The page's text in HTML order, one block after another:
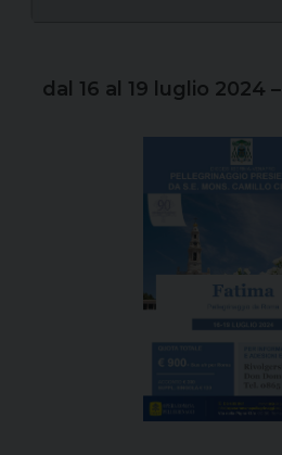
dal 16 al 19 luglio 2024 –